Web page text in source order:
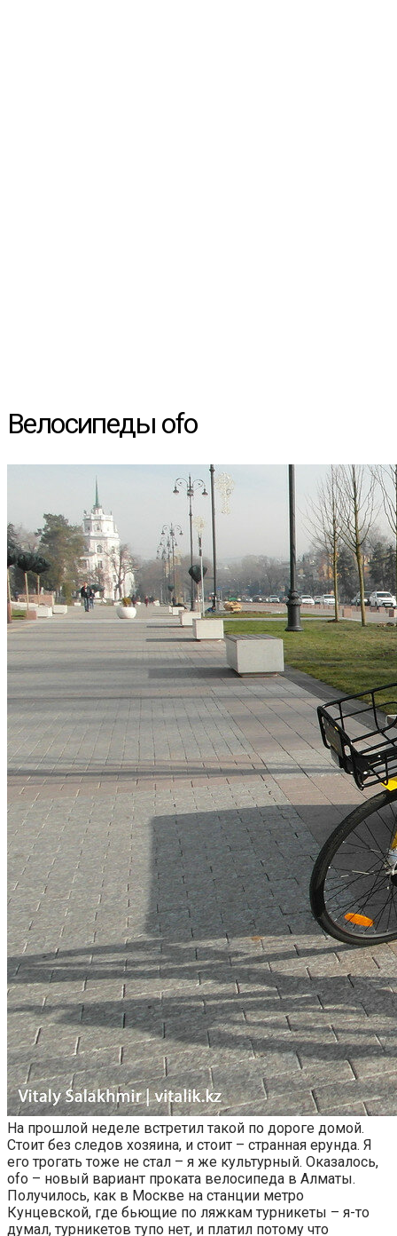
Велосипеды ofo
На прошлой неделе встретил такой по дороге домой.
Стоит без следов хозяина, и стоит – странная ерунда. Я
его трогать тоже не стал – я же культурный. Оказалось,
ofo – новый вариант проката велосипеда в Алматы.
Получилось, как в Москве на станции метро
Кунцевской, где бьющие по ляжкам турникеты – я-то
думал, турникетов тупо нет, и платил потому что